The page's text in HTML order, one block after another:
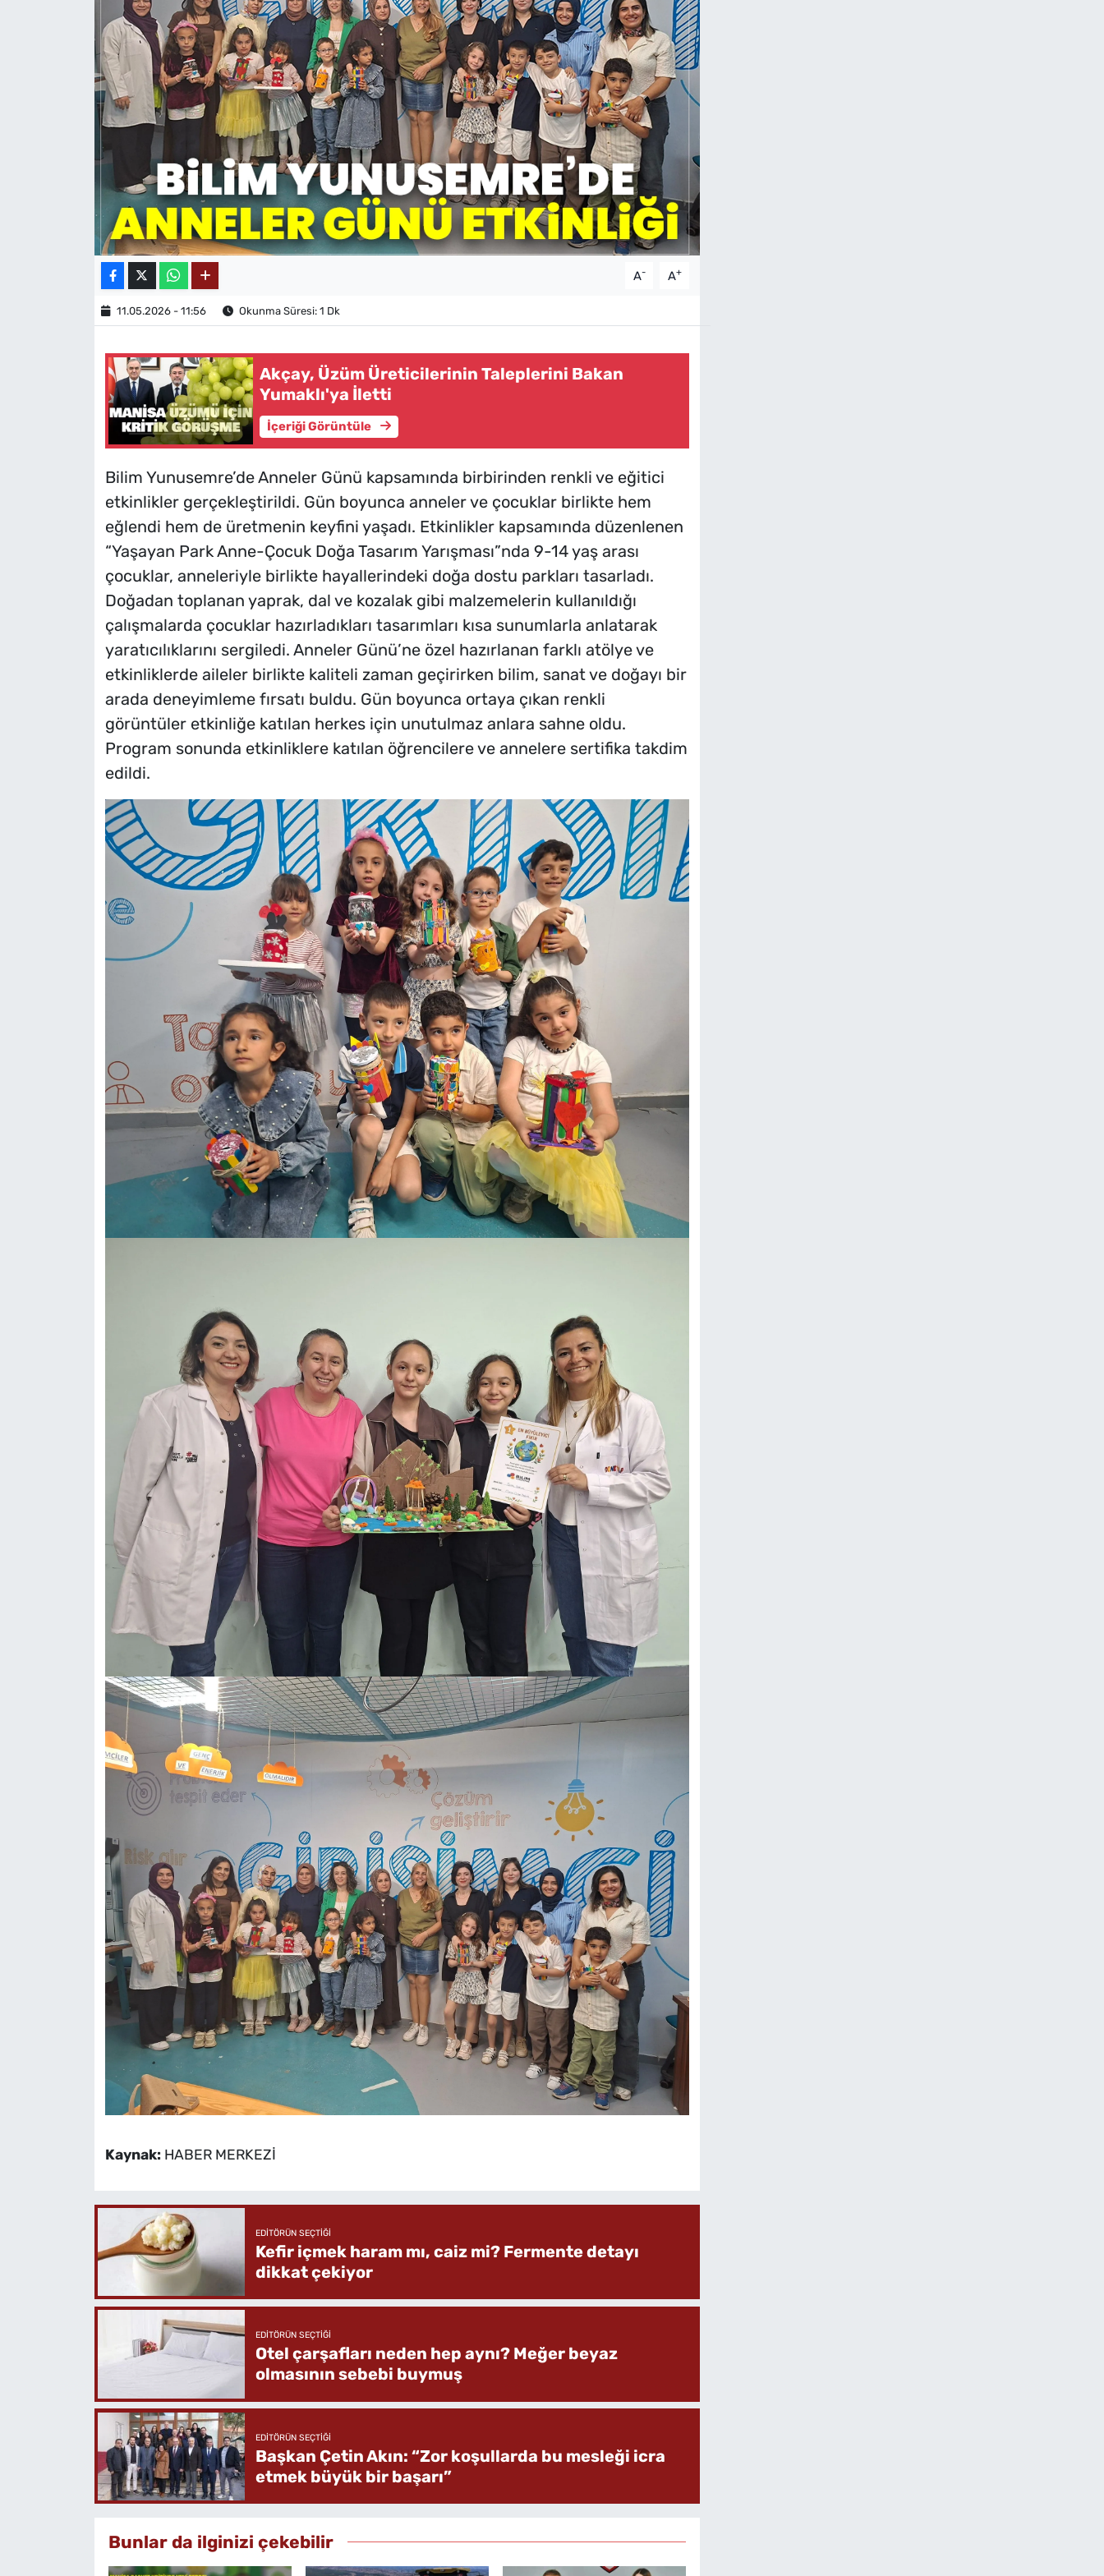
A- A+
11.05.2026 - 11:56 Okunma Süresi: 1 Dk
Akçay, Üzüm Üreticilerinin Taleplerini Bakan
Yumaklı'ya İletti
İçeriği Görüntüle
Bilim Yunusemre’de Anneler Günü kapsamında birbirinden renkli ve eğitici
etkinlikler gerçekleştirildi. Gün boyunca anneler ve çocuklar birlikte hem
eğlendi hem de üretmenin keyfini yaşadı. Etkinlikler kapsamında düzenlenen
“Yaşayan Park Anne-Çocuk Doğa Tasarım Yarışması”nda 9-14 yaş arası
çocuklar, anneleriyle birlikte hayallerindeki doğa dostu parkları tasarladı.
Doğadan toplanan yaprak, dal ve kozalak gibi malzemelerin kullanıldığı
çalışmalarda çocuklar hazırladıkları tasarımları kısa sunumlarla anlatarak
yaratıcılıklarını sergiledi. Anneler Günü’ne özel hazırlanan farklı atölye ve
etkinliklerde aileler birlikte kaliteli zaman geçirirken bilim, sanat ve doğayı bir
arada deneyimleme fırsatı buldu. Gün boyunca ortaya çıkan renkli
görüntüler etkinliğe katılan herkes için unutulmaz anlara sahne oldu.
Program sonunda etkinliklere katılan öğrencilere ve annelere sertifika takdim
edildi.
Kaynak: HABER MERKEZİ
EDITÖRÜN SEÇTIĞI
Kefir içmek haram mı, caiz mi? Fermente detayı
dikkat çekiyor
EDITÖRÜN SEÇTIĞI
Otel çarşafları neden hep aynı? Meğer beyaz
olmasının sebebi buymuş
EDITÖRÜN SEÇTIĞI
Başkan Çetin Akın: “Zor koşullarda bu mesleği icra
etmek büyük bir başarı”
Bunlar da ilginizi çekebilir
MAGAZİN